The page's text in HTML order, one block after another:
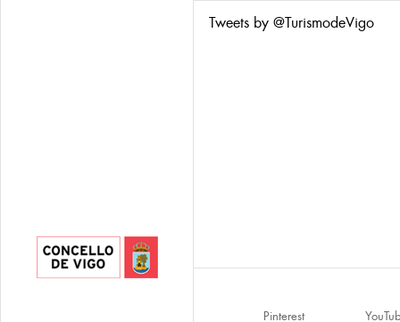
Tweets by @TurismodeVigo
Pinterest